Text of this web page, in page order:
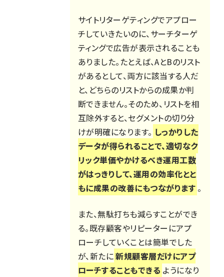
サイトリターゲティングでアプロー
チしていきたいのに、サーチターゲ
ティングで広告が表示されることも
ありました。たとえば、AとBのリスト
があるとして、両方に該当する人だ
と、どちらのリストからの成果か判
断できません。そのため、リストを相
互除外すると、セグメントの切り分
けが明確になります。 しっかりした
データが得られることで、適切なク
リック単価やかけるべき運用工数
がはっきりして、運用の効率化とと
もに成果の改善にもつながります 。
また、無駄打ちも減らすことができ
る。既存顧客やリピーターにアプ
ローチしていくことは簡単でした
が、新たに新規顧客層だけにアプ
ローチすることもできる ようになり